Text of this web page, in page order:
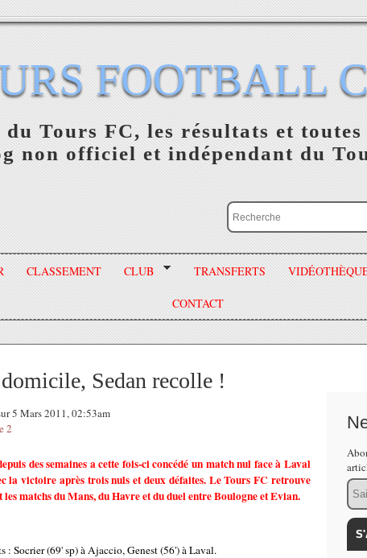
FOOTBALL
Tours FC, les résultats et toutes
non officiel et indépendant du
CLASSEMENT CLUB TRANSFERTS
CONTACT
Sedan recolle !
5 Mars 2011, 02:53am
2
des semaines a cette fois-ci concédé un match nul face à Laval
la victoire après trois nuls et deux défaites. Le Tours FC retrouve
matchs du Mans, du Havre et du duel entre Boulogne et Evian.
Socrier (69' sp) à Ajaccio, Genest (56') à Laval.